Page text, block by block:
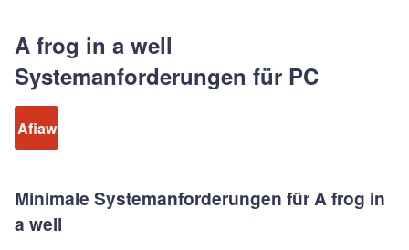
A frog in a well
Systemanforderungen für PC
Afiaw
Minimale Systemanforderungen für A frog in
a well